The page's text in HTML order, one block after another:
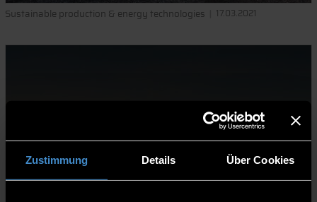
Zustimmung Details Über Cookies
Sustainable production & energy technologies 17.03.2021
ENERGIEWENDE – VOM KÖNIG UND
DEN APFELBAUERN
Weiterlesen